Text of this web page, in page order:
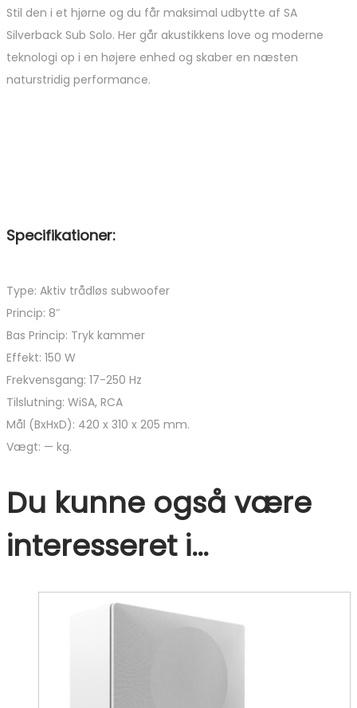
Stil den i et hjørne og du får maksimal udbytte af SA
Silverback Sub Solo. Her går akustikkens love og moderne
teknologi op i en højere enhed og skaber en næsten
naturstridig performance.
Specifikationer:
Type: Aktiv trådløs subwoofer
Princip: 8″
Bas Princip: Tryk kammer
Effekt: 150 W
Frekvensgang: 17-250 Hz
Tilslutning: WiSA, RCA
Mål (BxHxD): 420 x 310 x 205 mm.
Vægt: — kg.
Du kunne også være
interesseret i…